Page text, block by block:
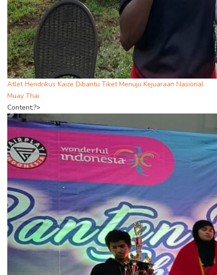
Atlet Hendrikus Kaize Dibantu Tiket Menuju Kejuaraan Nasional
Muay Thai
Content;?>